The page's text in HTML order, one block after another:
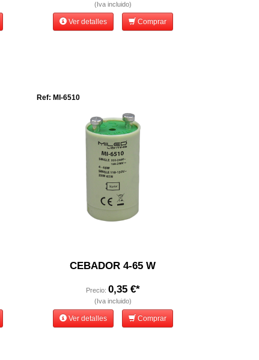
(Iva incluido)
Ver detalles Comprar
Ref: MI-6510
CEBADOR 4-65 W
Precio: 0,35 €*
(Iva incluido)
Ver detalles Comprar